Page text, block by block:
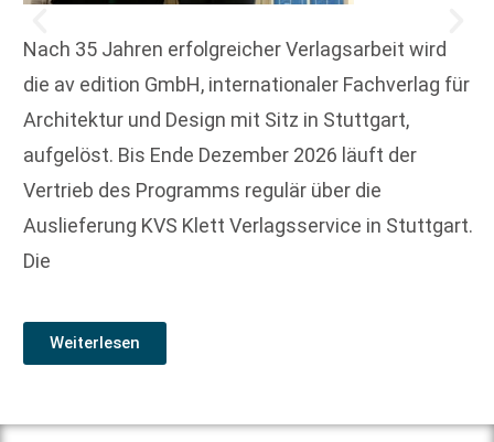
Nach 35 Jahren erfolgreicher Verlagsarbeit wird
die av edition GmbH, internationaler Fachverlag für
Architektur und Design mit Sitz in Stuttgart,
aufgelöst. Bis Ende Dezember 2026 läuft der
Vertrieb des Programms regulär über die
Auslieferung KVS Klett Verlagsservice in Stuttgart.
Die
Weiterlesen